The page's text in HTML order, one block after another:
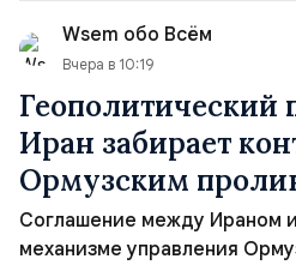
вопрос о собственном
всеобщее обозрение,
Wsem обо Всём
Вчера в 10:19
Геополитический
Иран забирает
Ормузским
Соглашение между Ираном
механизме управления